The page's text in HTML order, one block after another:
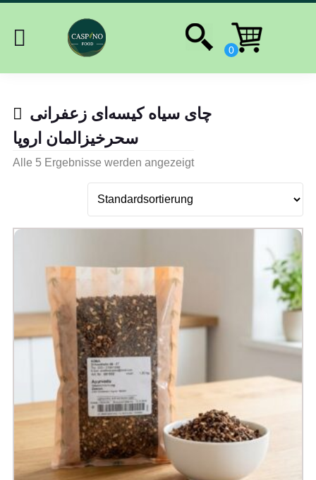
چای سیاه کیسه‌ای زعفرانی
سحرخیزالمان اروپا
Alle 5 Ergebnisse werden angezeigt